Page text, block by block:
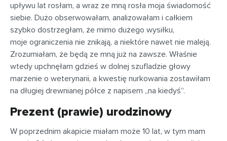
upływu lat rosłam, a wraz ze mną rosła moja świadomość
siebie. Dużo obserwowałam, analizowałam i całkiem
szybko dostrzegłam, że mimo dużego wysiłku,
moje ograniczenia nie znikają, a niektóre nawet nie maleją.
Zrozumiałam, że będą ze mną już na zawsze. Właśnie
wtedy upchnęłam gdzieś w dolnej szufladzie głowy
marzenie o weterynarii, a kwestię nurkowania zostawiłam
na długiej drewnianej półce z napisem „na kiedyś”.
Prezent (prawie) urodzinowy
W poprzednim akapicie miałam może 10 lat, w tym mam